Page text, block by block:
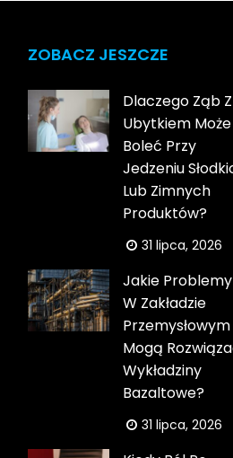
ZOBACZ JESZCZE
Dlaczego Ząb Z
Ubytkiem Może
Boleć Przy
Jedzeniu
Lub Zimnych
Produktów?
31 lipca, 2026
Jakie Problemy
W Zakładzie
Przemysłowym
Mogą
Wykładziny
Bazaltowe?
31 lipca, 2026